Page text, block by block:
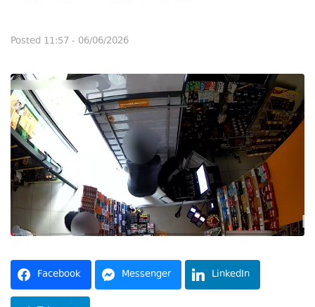
Posted 11:57 - 06/06/2026
Facebook Messenger LinkedIn